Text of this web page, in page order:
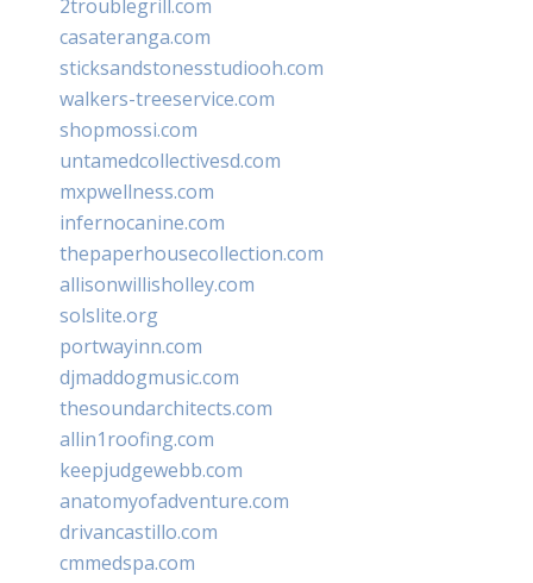
2troublegrill.com
casateranga.com
sticksandstonesstudiooh.com
walkers-treeservice.com
shopmossi.com
untamedcollectivesd.com
mxpwellness.com
infernocanine.com
thepaperhousecollection.com
allisonwillisholley.com
solslite.org
portwayinn.com
djmaddogmusic.com
thesoundarchitects.com
allin1roofing.com
keepjudgewebb.com
anatomyofadventure.com
drivancastillo.com
cmmedspa.com